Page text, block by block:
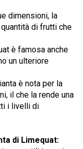
dimensioni, la
di frutti che
è famosa anche
un ulteriore
è nota per la
il che la rende una
i livelli di
di Limequat: